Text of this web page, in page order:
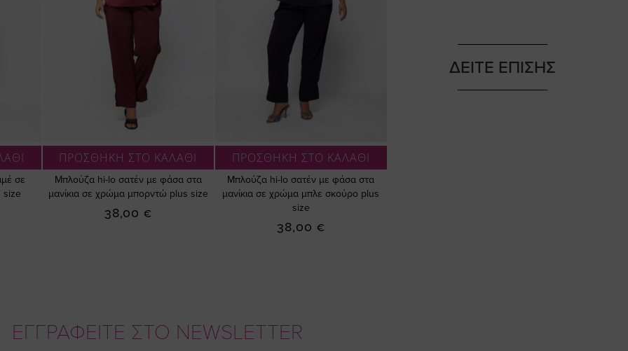
σε
size
ΠΡΟΣΘΗΚΗ ΣΤΟ ΚΑΛΑΘΙ
Μπλούζα hi-lo σατέν με φάσα στα
μανίκια σε χρώμα μπορντώ plus size
38,00 €
ΠΡΟΣΘΗΚΗ ΣΤΟ ΚΑΛΑΘΙ
Μπλούζα hi-lo σατέν με φάσα στα
μανίκια σε χρώμα μπλε σκούρο plus
size
38,00 €
ΔΕΙΤΕ ΕΠΙΣΗΣ
ΕΓΓΡΑΦΕΙΤΕ ΣΤΟ NEWSLETTER